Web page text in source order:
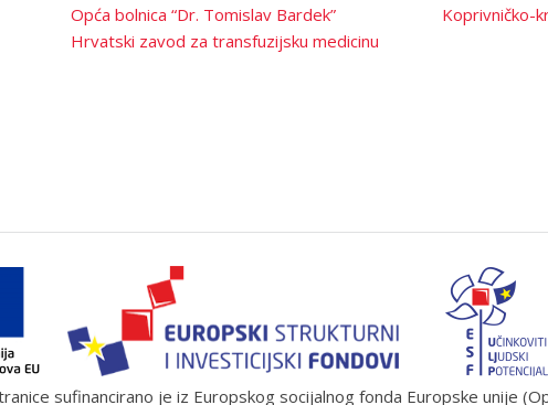
Opća bolnica “Dr. Tomislav Bardek”
Hrvatski zavod za transfuzijsku medicinu
Koprivničko-
sufinancirano je iz Europskog socijalnog fonda Europske unije